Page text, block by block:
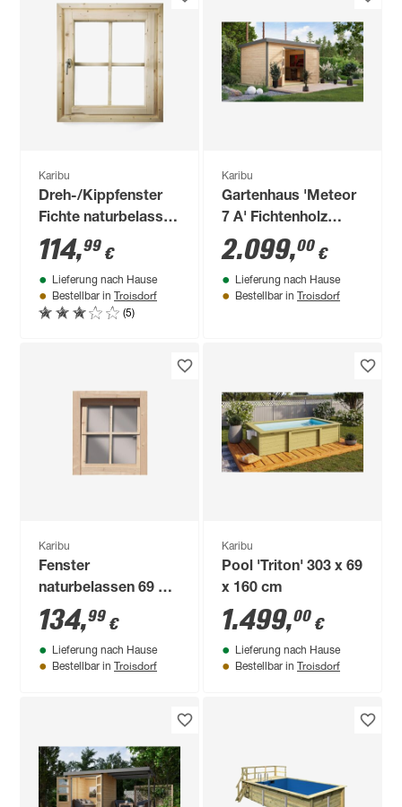
Karibu
Dreh-/Kippfenster
Fichte naturbelassen
69 x 80 x 6 cm, für
Gartenhäuser 28
mm
114,99 €
Lieferung nach Hause
Bestellbar in Troisdorf
(5)
Karibu
Gartenhaus 'Meteor
7 A' Fichtenholz
naturbelassen /
graualuminium 360,5
x 219 x 240,5 cm
2.099,00 €
Lieferung nach Hause
Bestellbar in Troisdorf
Karibu
Fenster
naturbelassen 69 x
80 cm
134,99 €
Lieferung nach Hause
Bestellbar in Troisdorf
Karibu
Pool 'Triton' 303 x 69
x 160 cm
1.499,00 €
Lieferung nach Hause
Bestellbar in Troisdorf